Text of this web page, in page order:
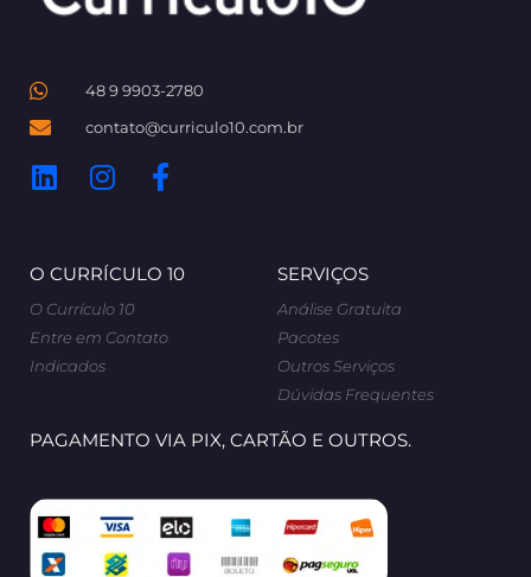
48 9 9903-2780
contato@curriculo10.com.br
O CURRÍCULO 10
O Currículo 10
Entre em Contato
Indicados
SERVIÇOS
Análise Gratuita
Pacotes
Outros Serviços
Dúvidas Frequentes
PAGAMENTO VIA PIX, CARTÃO E OUTROS.